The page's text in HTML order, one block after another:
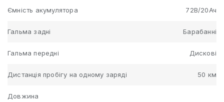
Ємність акумулятора 72В/20Ач
Гальма задні Барабанні
Гальма передні Дискові
Дистанція пробігу на одному заряді 50 км
Довжина